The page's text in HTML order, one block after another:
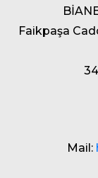
Faikpaşa
Mail: